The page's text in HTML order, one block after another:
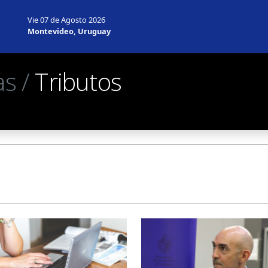
Vie 07 de Agosto 2026
Montevideo, Uruguay
/Tributos